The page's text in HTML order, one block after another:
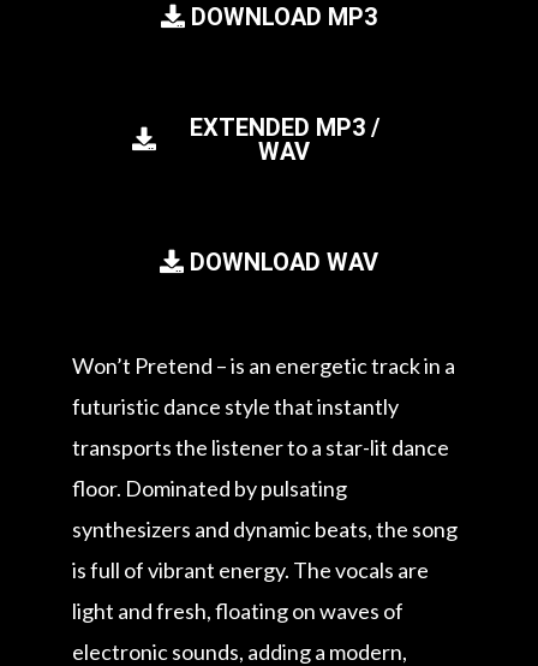
DOWNLOAD MP3
EXTENDED MP3 /
WAV
DOWNLOAD WAV
Won’t Pretend – is an energetic track in a
futuristic dance style that instantly
transports the listener to a star-lit dance
floor. Dominated by pulsating
synthesizers and dynamic beats, the song
is full of vibrant energy. The vocals are
light and fresh, floating on waves of
electronic sounds, adding a modern,